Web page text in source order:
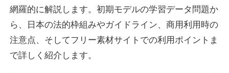
網羅的に解説します。初期モデルの学習データ問題か
ら、日本の法的枠組みやガイドライン、商用利用時の
注意点、そしてフリー素材サイトでの利用ポイントま
で詳しく紹介します。